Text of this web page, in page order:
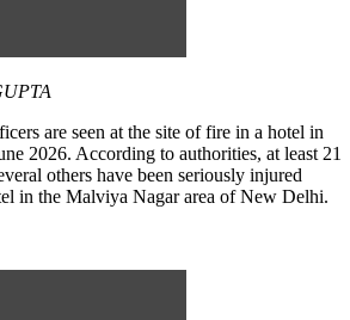
are seen at the site of fire in a hotel in
2026. According to authorities, at least 21
others have been seriously injured
in the Malviya Nagar area of New Delhi.